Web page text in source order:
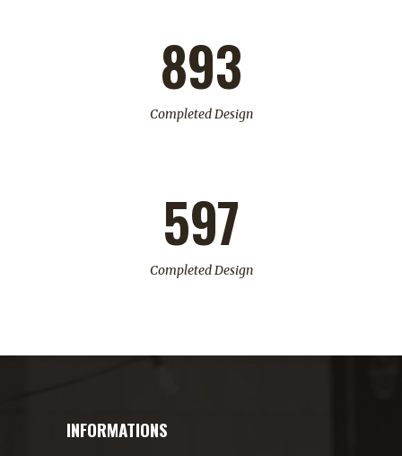
893
Completed Design
597
Completed Design
INFORMATIONS